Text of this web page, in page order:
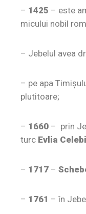
– 1425 – este
micului nobil
– Jebelul avea
– pe apa
plutitoare;
– 1660 – prin
turc Evlia Celebi
– 1717 –
– 1761 – în